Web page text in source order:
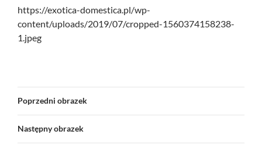
https://exotica-domestica.pl/wp-
content/uploads/2019/07/cropped-1560374158238-
1.jpeg
Poprzedni obrazek
Następny obrazek